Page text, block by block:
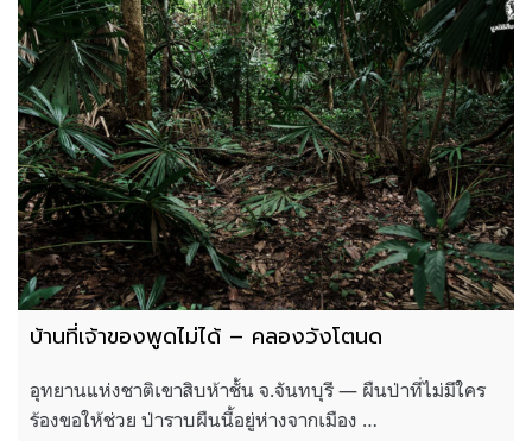
บ้านที่เจ้าของพูดไม่ได้ – คลองวังโตนด
อุทยานแห่งชาติเขาสิบห้าชั้น จ.จันทบุรี — ผืนป่าที่ไม่มีใคร
ร้องขอให้ช่วย ป่าราบผืนนี้อยู่ห่างจากเมือง …